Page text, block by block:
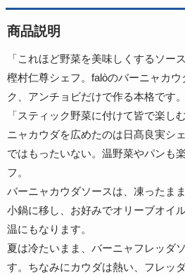
商品説明
「これほど野菜を美味しくするソー
樫村仁尊シェフ。falòのバーニャカ
ク、アンチョビだけで作る本格です。
「スティック野菜に付けて皆で楽し
ニャカウダを広めたのは日髙良実シ
ではもったいない。温野菜やパンも
フ。
バーニャカウダソースは、凍ったま
小鍋に移し、お好みでオリーブオイ
温にもなります。
夏は冷たいまま、バーニャフレッダ
す。ちなみにカウダは熱い、フレッ